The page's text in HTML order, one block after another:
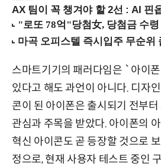
AX 팀이 꼭 챙겨야 할 2선 : AI 핀옵스(FinOps)와 토
스마트기기의 패러다임은 `아이
있다고 해도 과언이 아니다. 디자
콘이 된 아이폰은 출시되기 전부
관심과 주목을 받았다. 아이폰의
혁신 아이콘도 곧 등장할 것으로
정으로, 현재 사용자 테스트 중인